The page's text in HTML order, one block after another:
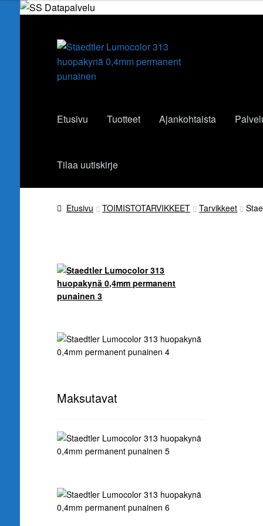
Siirry
navigointiin
Siirry
sisältöön
Etusivu Tuotteet Ajankohtaista
Tilaa uutiskirje
Etusivu TOIMISTOTARVIKKEET Tarvikkeet
Maksutavat